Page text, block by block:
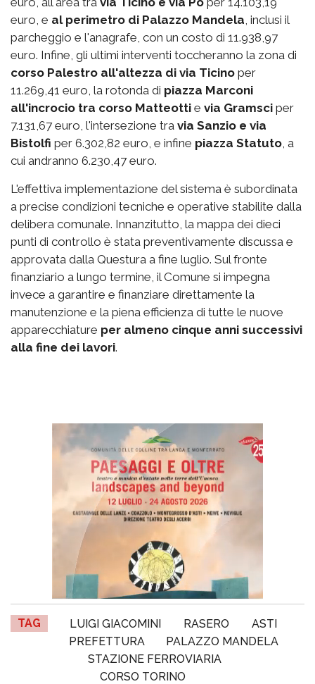
euro, e al perimetro di Palazzo Mandela , inclusi il
parcheggio e l'anagrafe, con un costo di 11.938,97
euro. Infine, gli ultimi interventi toccheranno la zona di
corso Palestro all'altezza di via Ticino per
11.269,41 euro, la rotonda di piazza Marconi
all'incrocio tra corso Matteotti e via Gramsci per
7.131,67 euro, l'intersezione tra via Sanzio e via
Bistolfi per 6.302,82 euro, e infine piazza Statuto , a
cui andranno 6.230,47 euro.
L'effettiva implementazione del sistema è subordinata
a precise condizioni tecniche e operative stabilite dalla
delibera comunale. Innanzitutto, la mappa dei dieci
punti di controllo è stata preventivamente discussa e
approvata dalla Questura a fine luglio. Sul fronte
finanziario a lungo termine, il Comune si impegna
invece a garantire e finanziare direttamente la
manutenzione e la piena efficienza di tutte le nuove
apparecchiature per almeno cinque anni successivi
alla fine dei lavori.
TAG LUIGI GIACOMINI RASERO
ASTI
PREFETTURA
PALAZZO MANDELA
STAZIONE FERROVIARIA
CORSO TORINO